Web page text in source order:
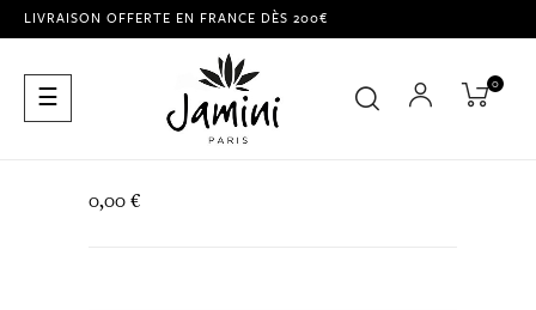
LIVRAISON OFFERTE EN FRANCE DÈS 200€
Basculer
la
☰ 0
0,00 €